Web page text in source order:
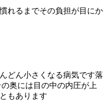
れるまでその負担が目にか
どん小さくなる病気です落
奥には目の中の内圧が上
もあります